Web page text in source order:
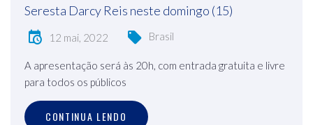
Seresta Darcy Reis neste domingo (15)
12 mai, 2022 Brasil
A apresentação será às 20h, com entrada gratuita e livre
para todos os públicos
CONTINUA LENDO